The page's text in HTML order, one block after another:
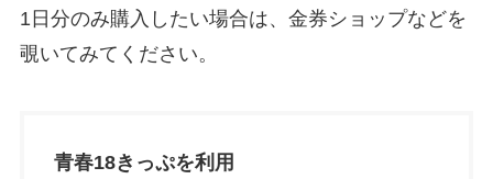
1日分のみ購入したい場合は、金券ショップなどを
覗いてみてください。
青春18きっぷを利用